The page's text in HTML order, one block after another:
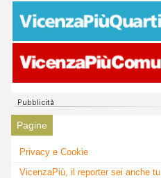
Pagine
Privacy e Cookie
VicenzaPiù, il reporter sei anche tu